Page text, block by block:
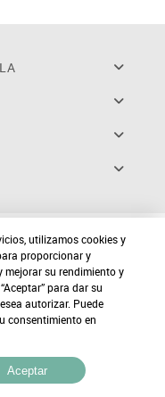
utilizamos cookies y
proporcionar y
mejorar su rendimiento y
para dar su
autorizar. Puede
consentimiento en
Aceptar